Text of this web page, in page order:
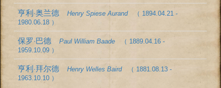
亨利·奥兰德Henry Spiese Aurand
（ 1894.04.21 -
1980.06.18 ）
保罗·巴德Paul William Baade
（ 1889.04.16 -
1959.10.09 ）
亨利·拜尔德Henry Welles Baird
（ 1881.08.13 -
1963.10.10 ）